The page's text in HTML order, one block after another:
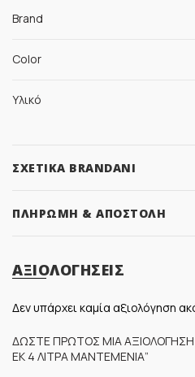
Brand
Color
Υλικό
ΣΧΕΤΙΚΆ BRANDANI
ΠΛΗΡΩΜΉ & ΑΠΟΣΤΟΛΉ
ΑΞΙΟΛΟΓΉΣΕΙΣ
Δεν υπάρχει καμία αξιολόγηση
ΔΏΣΤΕ ΠΡΏΤΟΣ ΜΊΑ ΑΞΙΟΛΌΓΗΣΗ
ΕΚ 4 ΛΊΤΡΑ ΜΑΝΤΕΜΈΝΙΑ”